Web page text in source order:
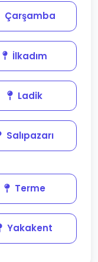
Çarşamba
İlkadım
Ladik
Salıpazarı
Terme
Yakakent